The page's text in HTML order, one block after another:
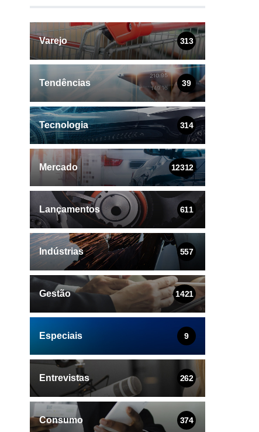
Varejo 313
Tendências 39
Tecnologia 314
Mercado 12312
Lançamentos 611
Indústrias 557
Gestão 1421
Especiais 9
Entrevistas 262
Consumo 374